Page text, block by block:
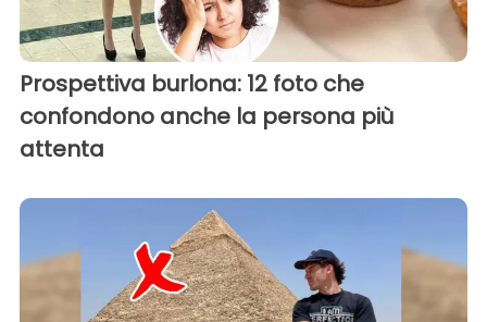
Prospettiva burlona: 12 foto che
confondono anche la persona più
attenta